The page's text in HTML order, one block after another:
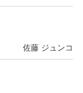
佐藤 ジュンコ